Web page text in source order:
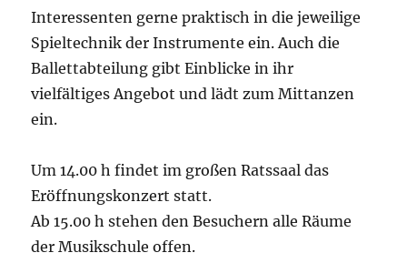
Interessenten gerne praktisch in die jeweilige
Spieltechnik der Instrumente ein. Auch die
Ballettabteilung gibt Einblicke in ihr
vielfältiges Angebot und lädt zum Mittanzen
ein.
Um 14.00 h findet im großen Ratssaal das
Eröffnungskonzert statt.
Ab 15.00 h stehen den Besuchern alle Räume
der Musikschule offen.